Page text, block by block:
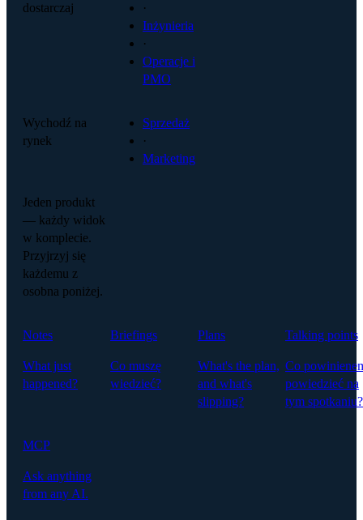
dostarczaj
·
Inżynieria
·
Operacje i
PMO
Wychodź na
rynek
Sprzedaż
·
Marketing
Jeden produkt
— każdy widok
w komplecie.
Przyjrzyj się
każdemu z
osobna poniżej.
Notes
What just
happened?
Briefings
Co muszę
wiedzieć?
Plans
What's the plan,
and what's
slipping?
Talking points
Co
powiedzieć na
tym spotkaniu?
MCP
Ask anything
from any AI.